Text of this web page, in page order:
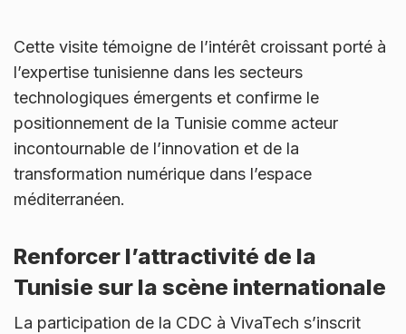
Cette visite témoigne de l’intérêt croissant porté à
l’expertise tunisienne dans les secteurs
technologiques émergents et confirme le
positionnement de la Tunisie comme acteur
incontournable de l’innovation et de la
transformation numérique dans l’espace
méditerranéen.
Renforcer l’attractivité de la
Tunisie sur la scène internationale
La participation de la CDC à VivaTech s’inscrit